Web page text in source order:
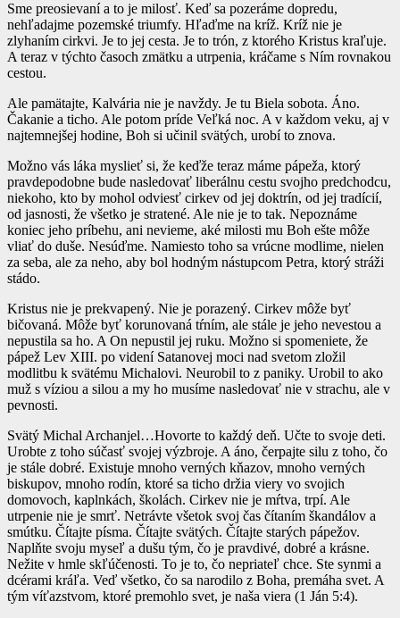
Sme preosievaní a to je milosť. Keď sa pozeráme dopredu,
nehľadajme pozemské triumfy. Hľaďme na kríž. Kríž nie je
zlyhaním cirkvi. Je to jej cesta. Je to trón, z ktorého Kristus kraľuje.
A teraz v týchto časoch zmätku a utrpenia, kráčame s Ním rovnakou
cestou.
Ale pamätajte, Kalvária nie je navždy. Je tu Biela sobota. Áno.
Čakanie a ticho. Ale potom príde Veľká noc. A v každom veku, aj v
najtemnejšej hodine, Boh si učinil svätých, urobí to znova.
Možno vás láka myslieť si, že keďže teraz máme pápeža, ktorý
pravdepodobne bude nasledovať liberálnu cestu svojho predchodcu,
niekoho, kto by mohol odviesť cirkev od jej doktrín, od jej tradícií,
od jasnosti, že všetko je stratené. Ale nie je to tak. Nepoznáme
koniec jeho príbehu, ani nevieme, aké milosti mu Boh ešte môže
vliať do duše. Nesúďme. Namiesto toho sa vrúcne modlime, nielen
za seba, ale za neho, aby bol hodným nástupcom Petra, ktorý stráži
stádo.
Kristus nie je prekvapený. Nie je porazený. Cirkev môže byť
bičovaná. Môže byť korunovaná tŕním, ale stále je jeho nevestou a
nepustila sa ho. A On nepustil jej ruku. Možno si spomeniete, že
pápež Lev XIII. po videní Satanovej moci nad svetom zložil
modlitbu k svätému Michalovi. Neurobil to z paniky. Urobil to ako
muž s víziou a silou a my ho musíme nasledovať nie v strachu, ale v
pevnosti.
Svätý Michal Archanjel…Hovorte to každý deň. Učte to svoje deti.
Urobte z toho súčasť svojej výzbroje. A áno, čerpajte silu z toho, čo
je stále dobré. Existuje mnoho verných kňazov, mnoho verných
biskupov, mnoho rodín, ktoré sa ticho držia viery vo svojich
domovoch, kaplnkách, školách. Cirkev nie je mŕtva, trpí. Ale
utrpenie nie je smrť. Netrávte všetok svoj čas čítaním škandálov a
smútku. Čítajte písma. Čítajte svätých. Čítajte starých pápežov.
Naplňte svoju myseľ a dušu tým, čo je pravdivé, dobré a krásne.
Nežite v hmle skľúčenosti. To je to, čo nepriateľ chce. Ste synmi a
dcérami kráľa. Veď všetko, čo sa narodilo z Boha, premáha svet. A
tým víťazstvom, ktoré premohlo svet, je naša viera (1 Ján 5:4).